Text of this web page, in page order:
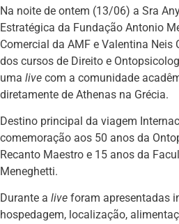
Na noite de ontem (13/06) a Sra
Estratégica da Fundação Antonio
Comercial da AMF e Valentina Neis
dos cursos de Direito e
uma live com a comunidade
diretamente de Athenas na Grécia.
Destino principal da viagem
comemoração aos 50 anos da
Recanto Maestro e 15 anos da
Meneghetti.
Durante a live foram apresentadas
hospedagem, localização,